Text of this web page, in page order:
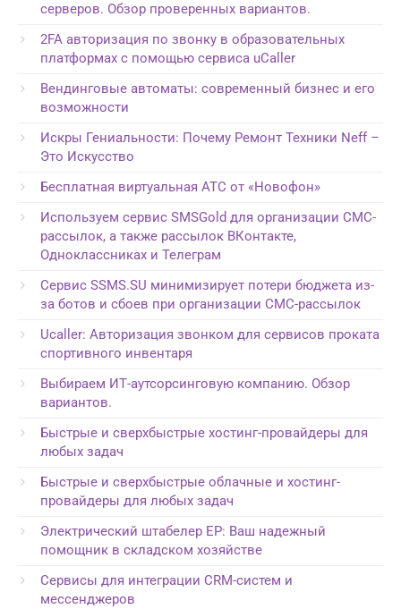
серверов. Обзор проверенных вариантов.
2FA авторизация по звонку в образовательных
платформах с помощью сервиса uCaller
Вендинговые автоматы: современный бизнес и его
возможности
Искры Гениальности: Почему Ремонт Техники Neff –
Это Искусство
Бесплатная виртуальная АТС от «Новофон»
Используем сервис SMSGold для организации СМС-
рассылок, а также рассылок ВКонтакте,
Одноклассниках и Телеграм
Сервис SSMS.SU минимизирует потери бюджета из-
за ботов и сбоев при организации СМС-рассылок
Ucaller: Авторизация звонком для сервисов проката
спортивного инвентаря
Выбираем ИТ-аутсорсинговую компанию. Обзор
вариантов.
Быстрые и сверхбыстрые хостинг-провайдеры для
любых задач
Быстрые и сверхбыстрые облачные и хостинг-
провайдеры для любых задач
Электрический штабелер EP: Ваш надежный
помощник в складском хозяйстве
Сервисы для интеграции CRM-систем и
мессенджеров